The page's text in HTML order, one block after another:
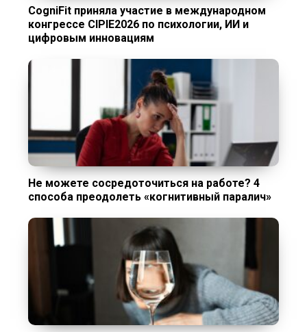
CogniFit приняла участие в международном
конгрессе CIPIE2026 по психологии, ИИ и
цифровым инновациям
Не можете сосредоточиться на работе? 4
способа преодолеть «когнитивный паралич»